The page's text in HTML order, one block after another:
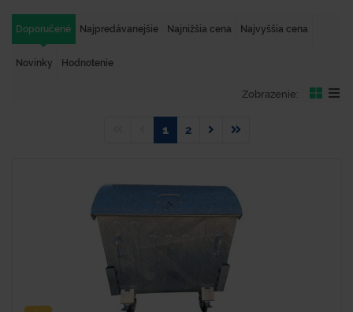
Doporučené Najpredávanejšie Najnižšia cena Najvyššia cena
Novinky Hodnotenie
Zobrazenie:
1 2